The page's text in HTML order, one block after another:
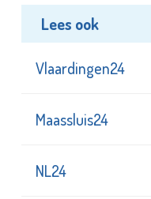
Lees ook
Vlaardingen24
Maassluis24
NL24